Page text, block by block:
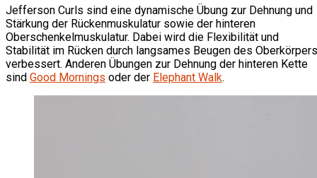
Jefferson Curls sind eine dynamische Übung zur Dehnung und
Stärkung der Rückenmuskulatur sowie der hinteren
Oberschenkelmuskulatur. Dabei wird die Flexibilität und
Stabilität im Rücken durch langsames Beugen des Oberkörpers
verbessert. Anderen Übungen zur Dehnung der hinteren Kette
sind Good Mornings oder der Elephant Walk.